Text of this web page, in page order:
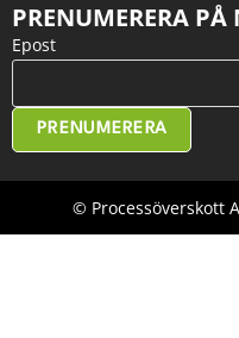
PRENUMERERA PÅ
Epost
PRENUMERERA
© Processöverskott